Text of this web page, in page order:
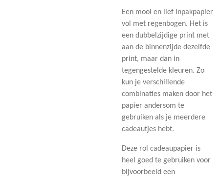
Een mooi en lief inpakpapier
vol met regenbogen. Het is
een dubbelzijdige print met
aan de binnenzijde dezelfde
print, maar dan in
tegengestelde kleuren. Zo
kun je verschillende
combinaties maken door het
papier andersom te
gebruiken als je meerdere
cadeautjes hebt.
Deze rol cadeaupapier is
heel goed te gebruiken voor
bijvoorbeeld een